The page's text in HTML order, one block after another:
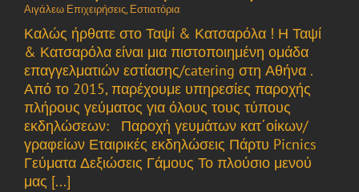
Αιγάλεω Επιχειρήσεις, Εστιατόρια
Καλώς ήρθατε στο Ταψί & Κατσαρόλα ! Η Ταψί
& Κατσαρόλα είναι μια πιστοποιημένη ομάδα
επαγγελματιών εστίασης/catering στη Αθήνα .
Από το 2015, παρέχουμε υπηρεσίες παροχής
πλήρους γεύματος για όλους τους τύπους
εκδηλώσεων: Παροχή γευμάτων κατ΄οίκων/
γραφείων Εταιρικές εκδηλώσεις Πάρτυ Picnics
Γεύματα Δεξιώσεις Γάμους Το πλούσιο μενού
μας [...]